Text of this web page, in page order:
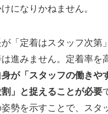
になりかねません。
「定着はスタッフ次第
進みません。定着率を
身が「スタッフの働きや
」と捉えることが必要
勢を示すことで、スタ